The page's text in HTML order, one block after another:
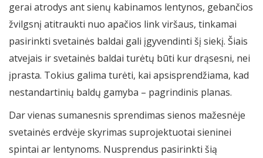
gerai atrodys ant sienų kabinamos lentynos, gebančios
žvilgsnį atitraukti nuo apačios link viršaus, tinkamai
pasirinkti svetainės baldai gali įgyvendinti šį siekį. Šiais
atvejais ir svetainės baldai turėtų būti kur drąsesni, nei
įprasta. Tokius galima turėti, kai apsisprendžiama, kad
nestandartinių baldų gamyba – pagrindinis planas.
Dar vienas sumanesnis sprendimas sienos mažesnėje
svetainės erdvėje skyrimas suprojektuotai sieninei
spintai ar lentynoms. Nusprendus pasirinkti šią